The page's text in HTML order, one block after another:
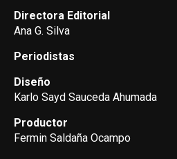
Directora Editorial
Ana G. Silva
Periodistas
Diseño
Karlo Sayd Sauceda Ahumada
Productor
Fermin Saldaña Ocampo